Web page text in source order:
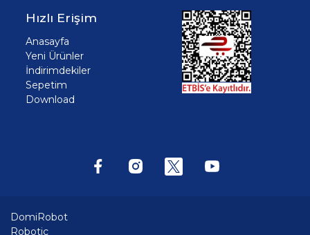
Hızlı Erişim
Anasayfa
Yeni Ürünler
İndirimdekiler
Sepetim
Download
DomiRobot
Robotic